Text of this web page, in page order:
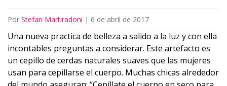
Por Stefan Martiradoni | 6 de abril de 2017
Una nueva practica de belleza a salido a la luz y con ella
incontables preguntas a considerar. Este artefacto es
un cepillo de cerdas naturales suaves que las mujeres
usan para cepillarse el cuerpo. Muchas chicas alrededor